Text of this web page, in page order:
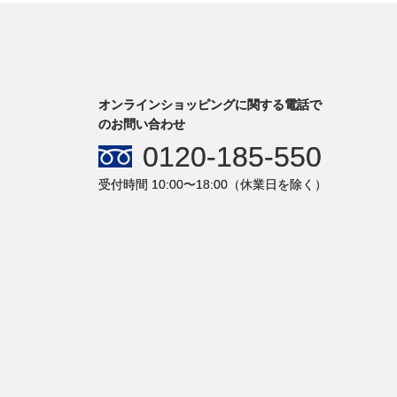
オンラインショッピングに関する電話で
のお問い合わせ
0120-185-550
受付時間 10:00〜18:00（休業日を除く）